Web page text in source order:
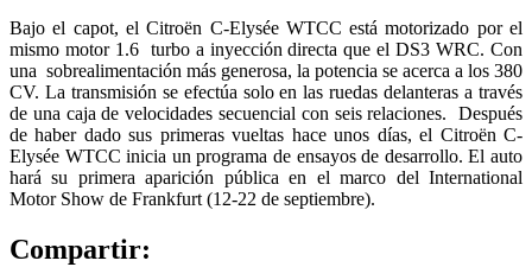
Bajo el capot, el Citroën C-Elysée WTCC está motorizado por el
mismo motor 1.6 turbo a inyección directa que el DS3 WRC. Con
una sobrealimentación más generosa, la potencia se acerca a los 380
CV. La transmisión se efectúa solo en las ruedas delanteras a través
de una caja de velocidades secuencial con seis relaciones. Después
de haber dado sus primeras vueltas hace unos días, el Citroën C-
Elysée WTCC inicia un programa de ensayos de desarrollo. El auto
hará su primera aparición pública en el marco del International
Motor Show de Frankfurt (12-22 de septiembre).
Compartir: